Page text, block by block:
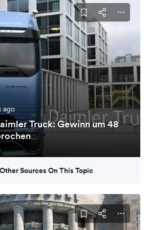
ago
Truck: Gewinn um 48
Sources On This Topic